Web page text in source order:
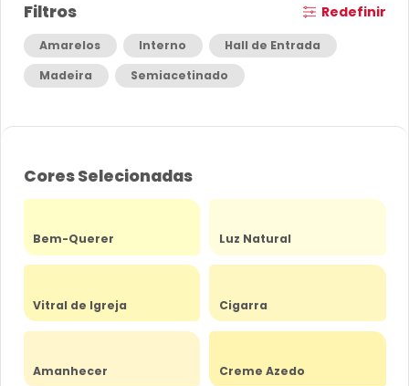
Filtros Redefinir
Amarelos Interno
Hall de Entrada
Madeira
Semiacetinado
Cores Selecionadas
Bem-Querer Luz Natural
Vitral de Igreja Cigarra
Amanhecer Creme Azedo